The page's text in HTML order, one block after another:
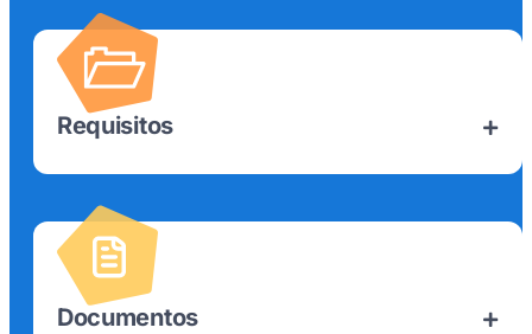
Requisitos
Documentos